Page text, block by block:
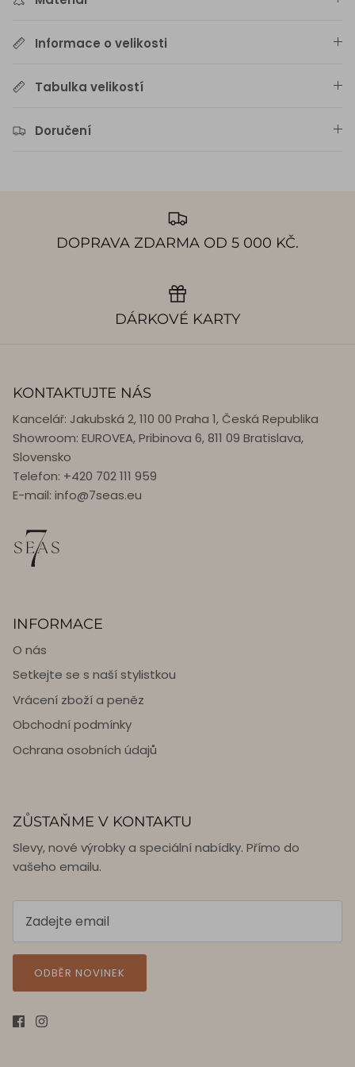
Informace o velikosti
Tabulka velikostí
Doručení
DOPRAVA ZDARMA OD 5 000 KČ.
DÁRKOVÉ KARTY
KONTAKTUJTE NÁS
Kancelář: Jakubská 2, 110 00 Praha 1, Česká Republika
Showroom: EUROVEA, Pribinova 6, 811 09 Bratislava,
Slovensko
Telefon: +420 702 111 959
E-mail: info@7seas.eu
INFORMACE
O nás
Setkejte se s naší stylistkou
Vrácení zboží a peněz
Obchodní podmínky
Ochrana osobních údajů
ZŮSTAŇME V KONTAKTU
Slevy, nové výrobky a speciální nabídky. Přímo do
vašeho emailu.
ODBĚR NOVINEK